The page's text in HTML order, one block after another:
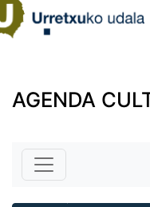
AGENDA